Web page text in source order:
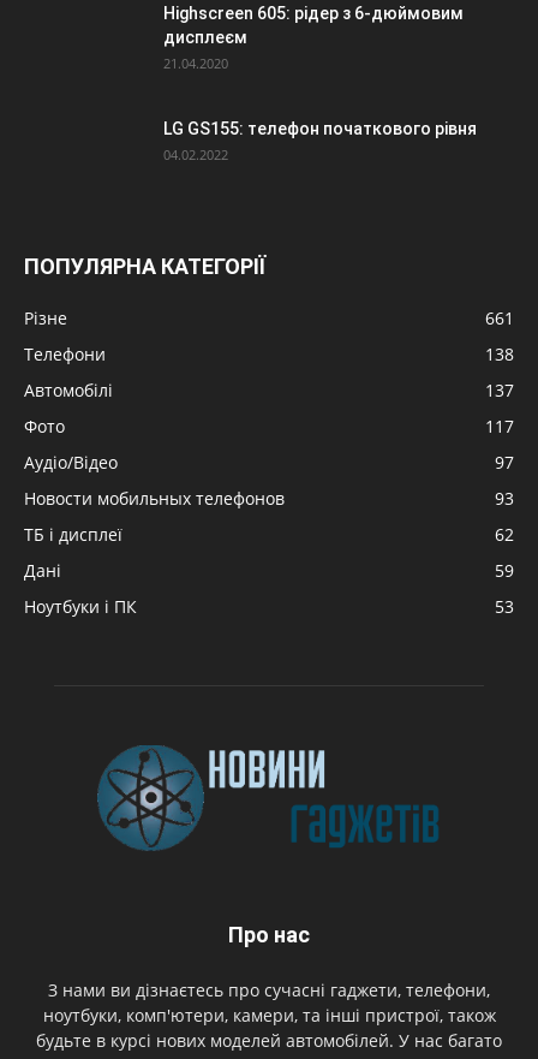
Highscreen 605: рідер з 6-дюймовим
дисплеєм
21.04.2020
LG GS155: телефон початкового рівня
04.02.2022
ПОПУЛЯРНА КАТЕГОРІЇ
Різне
661
Телефони
138
Автомобілі
137
Фото
117
Аудіо/Відео
97
Новости мобильных телефонов
93
ТБ і дисплеї
62
Дані
59
Ноутбуки і ПК
53
Про нас
З нами ви дізнаєтесь про сучасні гаджети, телефони,
ноутбуки, комп'ютери, камери, та інші пристрої, також
будьте в курсі нових моделей автомобілей. У нас багато